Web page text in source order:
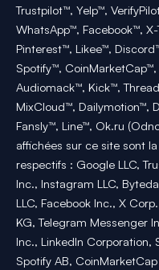
Trustpilot™, Yelp™,
WhatsApp™, Facebook™,
Pinterest™, Likee™,
Spotify™,
Audiomack™, Kick™,
MixCloud™, Dailymotion™,
Fansly™, Line™, Ok.ru
affichées sur ce site sont
respectifs : Google LLC,
Inc., Instagram LLC,
LLC, Facebook Inc., X
KG, Telegram Messenger
Inc., LinkedIn Corporation,
Spotify AB,